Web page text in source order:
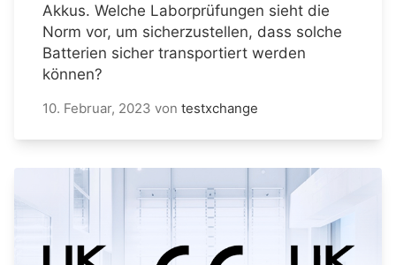
Akkus. Welche Laborprüfungen sieht die
Norm vor, um sicherzustellen, dass solche
Batterien sicher transportiert werden
können?
10. Februar, 2023 von testxchange